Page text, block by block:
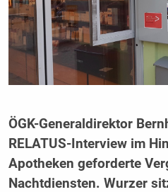
ÖGK-Generaldirektor
RELATUS-Interview im
Apotheken geforderte
Nachtdiensten. Wurzer